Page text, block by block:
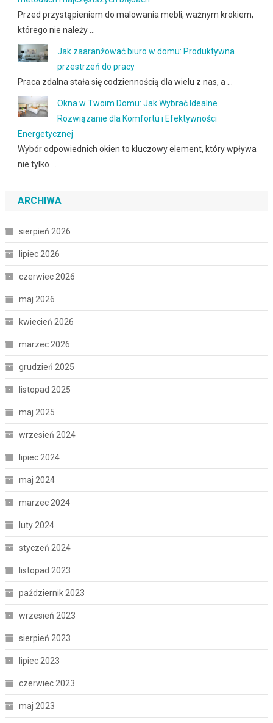
Przed przystąpieniem do malowania mebli, ważnym krokiem,
którego nie należy …
Jak zaaranżować biuro w domu: Produktywna
przestrzeń do pracy
Praca zdalna stała się codziennością dla wielu z nas, a …
Okna w Twoim Domu: Jak Wybrać Idealne
Rozwiązanie dla Komfortu i Efektywności
Energetycznej
Wybór odpowiednich okien to kluczowy element, który wpływa
nie tylko …
ARCHIWA
sierpień 2026
lipiec 2026
czerwiec 2026
maj 2026
kwiecień 2026
marzec 2026
grudzień 2025
listopad 2025
maj 2025
wrzesień 2024
lipiec 2024
maj 2024
marzec 2024
luty 2024
styczeń 2024
listopad 2023
październik 2023
wrzesień 2023
sierpień 2023
lipiec 2023
czerwiec 2023
maj 2023